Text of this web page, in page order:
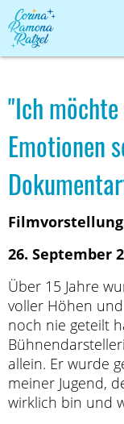
"Ich
Emotionen
26. September
Über 15 Jahre
voller Höhen
noch nie geteilt
allein. Er wurde
meiner Jugend,
wirklich bin und